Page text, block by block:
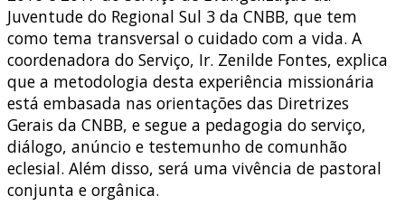
Juventude do Regional Sul 3 da CNBB, que tem
como tema transversal o cuidado com a vida. A
coordenadora do Serviço, Ir. Zenilde Fontes, explica
que a metodologia desta experiência missionária
está embasada nas orientações das Diretrizes
Gerais da CNBB, e segue a pedagogia do serviço,
diálogo, anúncio e testemunho de comunhão
eclesial. Além disso, será uma vivência de pastoral
conjunta e orgânica.